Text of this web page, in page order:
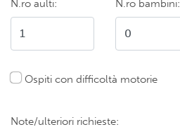
N.ro aulti: N.ro bambini:
Ospiti con difficoltà motorie
Note/ulteriori richieste: